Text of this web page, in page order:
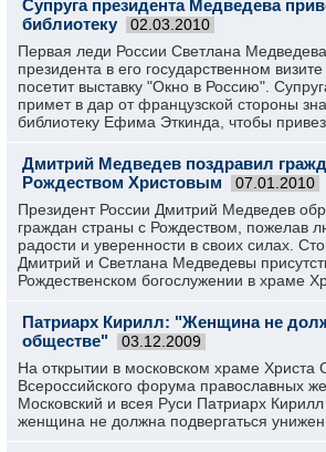
Супруга президента Медведева
библиотеку
02.03.2010
Первая леди России Светлана
президента в его государственном
посетит выставку "Окно в Россию".
примет в дар от французской стороны
библиотеку Ефима Эткинда, чтобы
Дмитрий Медведев поздравил
Рождеством Христовым
07.01.2010
Президент России Дмитрий Медведев
граждан страны с Рождеством, пожелав
радости и уверенности в своих силах.
Дмитрий и Светлана Медведевы
Рождественском богослужении в храме
Патриарх Кирилл: "Женщина не
обществе"
03.12.2009
На открытии в московском храме Христа
Всероссийского форума православных
Московский и всея Руси Патриарх Кирилл
женщина не должна подвергаться